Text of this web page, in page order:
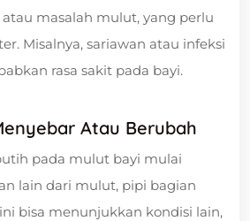
masalah mulut, yang perlu
Misalnya, sariawan atau infeksi
rasa sakit pada bayi.
Atau Berubah
pada mulut bayi mulai
lain dari mulut, pipi bagian
bisa menunjukkan kondisi lain,